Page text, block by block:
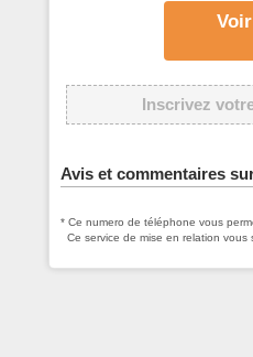
Inscrivez
Avis et commentaires
* Ce numero de téléphone vous
Ce service de mise en relation